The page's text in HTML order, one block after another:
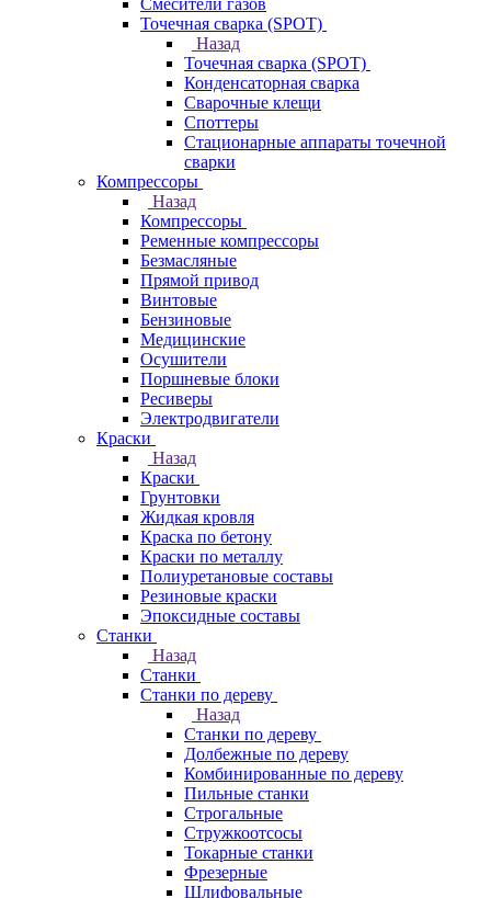
Смесители газов
Точечная сварка (SPOT)
Назад
Точечная сварка (SPOT)
Конденсаторная сварка
Сварочные клещи
Споттеры
Стационарные аппараты точечной
сварки
Компрессоры
Назад
Компрессоры
Ременные компрессоры
Безмасляные
Прямой привод
Винтовые
Бензиновые
Медицинские
Осушители
Поршневые блоки
Ресиверы
Электродвигатели
Краски
Назад
Краски
Грунтовки
Жидкая кровля
Краска по бетону
Краски по металлу
Полиуретановые составы
Резиновые краски
Эпоксидные составы
Станки
Назад
Станки
Станки по дереву
Назад
Станки по дереву
Долбежные по дереву
Комбинированные по дереву
Пильные станки
Строгальные
Стружкоотсосы
Токарные станки
Фрезерные
Шлифовальные